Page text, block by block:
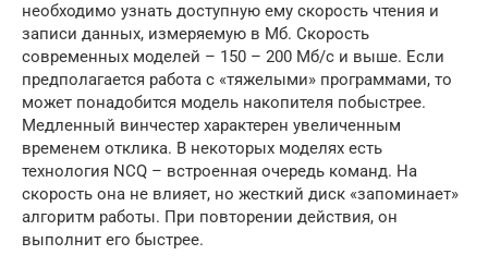
необходимо узнать доступную ему скорость чтения и
записи данных, измеряемую в Мб. Скорость
современных моделей – 150 – 200 Мб/с и выше. Если
предполагается работа с «тяжелыми» программами, то
может понадобится модель накопителя побыстрее.
Медленный винчестер характерен увеличенным
временем отклика. В некоторых моделях есть
технология NCQ – встроенная очередь команд. На
скорость она не влияет, но жесткий диск «запоминает»
алгоритм работы. При повторении действия, он
выполнит его быстрее.